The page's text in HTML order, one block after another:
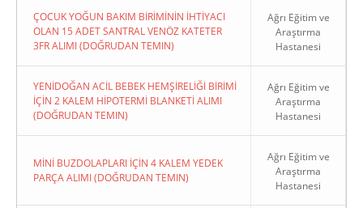
ÇOCUK YOĞUN BAKIM BİRİMİNİN İHTİYACI
OLAN 15 ADET SANTRAL VENÖZ KATETER
3FR ALIMI (DOĞRUDAN TEMIN)
Ağrı Eğitim ve
Araştırma
Hastanesi
YENİDOĞAN ACİL BEBEK HEMŞİRELİĞİ BİRİMİ
İÇİN 2 KALEM HİPOTERMİ BLANKETİ ALIMI
(DOĞRUDAN TEMIN)
Ağrı Eğitim ve
Araştırma
Hastanesi
MİNİ BUZDOLAPLARI İÇİN 4 KALEM YEDEK
PARÇA ALIMI (DOĞRUDAN TEMIN)
Ağrı Eğitim ve
Araştırma
Hastanesi